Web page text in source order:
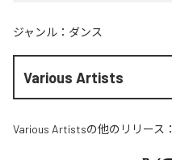
ジャンル： ダンス
Various Artists
Various Artistsの他のリリース：